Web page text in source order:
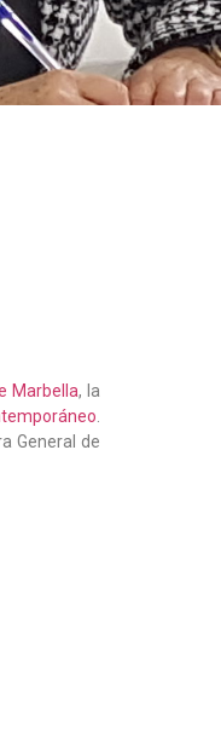
Marbella, la
.
General de